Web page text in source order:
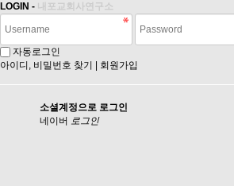
LOGIN - 내포교회사연구소
자동로그인
아이디, 비밀번호 찾기
회원가입
소셜계정으로 로그인
네이버 로그인